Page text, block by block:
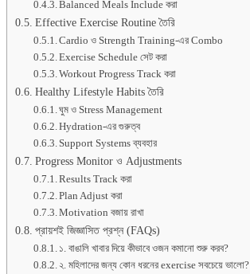
Balanced Meals Include করা
Effective Exercise Routine তৈরি
Cardio ও Strength Training-এর Combo
Exercise Schedule সেট করা
Workout Progress Track করা
Healthy Lifestyle Habits তৈরি
ঘুম ও Stress Management
Hydration-এর গুরুত্ব
Support Systems ব্যবহার
Progress Monitor ও Adjustments
Results Track করা
Plan Adjust করা
Motivation বজায় রাখা
প্রায়শই জিজ্ঞাসিত প্রশ্ন (FAQs)
১. বাঙালি খাবার দিয়ে কীভাবে ওজন কমানো শুরু করব?
২. মহিলাদের জন্য কোন ধরনের exercise সবচেয়ে ভালো?